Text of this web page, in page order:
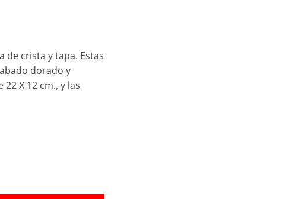
de crista y tapa. Estas
dorado y
X 12 cm., y las